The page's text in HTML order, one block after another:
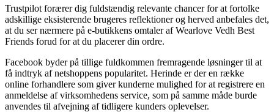
Trustpilot forærer dig fuldstændig relevante chancer for at fortolke
adskillige eksisterende brugeres reflektioner og herved anbefales det,
at du ser nærmere på e-butikkens omtaler af Wearlove Vedh Best
Friends forud for at du placerer din ordre.
Facebook byder på tillige fuldkommen fremragende løsninger til at
få indtryk af netshoppens popularitet. Herinde er der en række
online forhandlere som giver kunderne mulighed for at registrere en
anmeldelse af virksomhedens service, som på samme måde burde
anvendes til afvejning af tidligere kunders oplevelser.